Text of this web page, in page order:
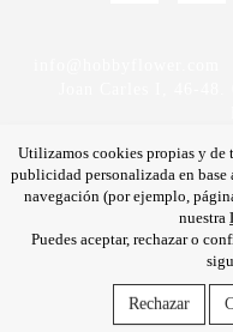
Política de privacidad |
Utilizamos cookies propias y de
publicidad personalizada en
navegación (por ejemplo,
nuestra
Puedes aceptar, rechazar o
Rechazar